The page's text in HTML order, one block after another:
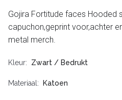
Gojira Fortitude faces Hooded
capuchon,geprint voor,achter
metal merch.
Kleur Zwart / Bedrukt
Materiaal Katoen